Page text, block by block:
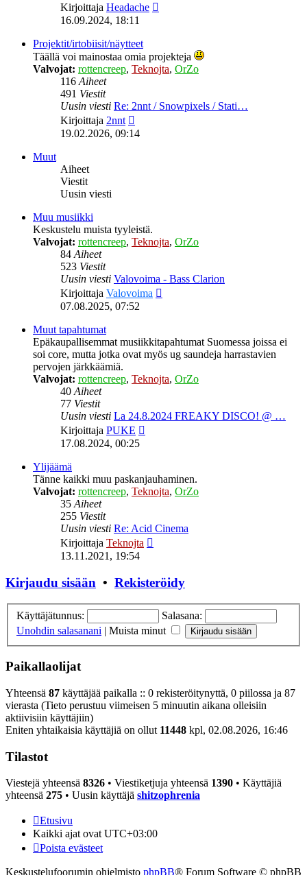
Kirjoittaja Headache
16.09.2024, 18:11
Projektit/irtobiisit/näytteet
Täällä voi mainostaa omia projekteja
Valvojat: rottencreep, Teknojta, OrZo
116Aiheet
491 Viestit
Uusin viesti Re: 2nnt / Snowpixels / Stati…
Kirjoittaja 2nnt
uusin
19.02.2026, 09:14
Muut
Aiheet
Viestit
Uusin viesti
Muu musiikki
Keskustelu muista tyyleistä.
Valvojat: rottencreep, Teknojta, OrZo
84Aiheet
523 Viestit
Uusin viesti Valovoima - Bass Clarion
Kirjoittaja Valovoima
07.08.2025, 07:52
Muut tapahtumat
Epäkaupallisemmat musiikkitapahtumat Suomessa joissa ei
soi core, mutta jotka ovat myös ug saundeja harrastavien
pervojen järkkäämiä.
Valvojat: rottencreep, Teknojta, OrZo
40Aiheet
77 Viestit
Uusin viesti La 24.8.2024 FREAKY DISCO! @ …
Kirjoittaja PUKE
17.08.2024, 00:25
Ylijäämä
Tänne kaikki muu paskanjauhaminen.
Valvojat: rottencreep, Teknojta, OrZo
35Aiheet
255 Viestit
Uusin viesti Re: Acid Cinema
Kirjoittaja Teknojta
13.11.2021, 19:54
Kirjaudu sisään • Rekisteröidy
Käyttäjätunnus:
Salasana:
Unohdin salasanani | Muista minut
Paikallaolijat
Yhteensä 87 käyttäjää paikalla :: 0 rekisteröitynyttä, 0 piilossa ja 87
vierasta (Tieto perustuu viimeisen 5 minuutin aikana olleisiin
aktiivisiin käyttäjiin)
Eniten yhtaikaisia käyttäjiä on ollut 11448 kpl, 02.08.2026, 16:46
Tilastot
Viestejä yhteensä 8326 • Viestiketjuja yhteensä 1390 • Käyttäjiä
yhteensä 275 • Uusin käyttäjä shitzophrenia
Etusivu
Kaikki ajat ovat UTC+03:00
Poista evästeet
Keskustelufoorumin ohjelmisto phpBB® Forum Software © phpBB